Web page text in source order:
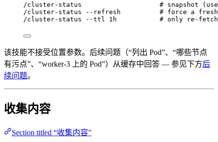
/cluster-status                    # snapshot
/cluster-status --refresh          # force a
/cluster-status --ttl 1h           # only re-fetch
该技能不接受位置参数。后续问题（“列出 Pod”、“哪些节点
有污点”、“worker-3 上的 Pod”）从缓存中回答 — 参见下方后
续问题。
收集内容
Section titled “收集内容”